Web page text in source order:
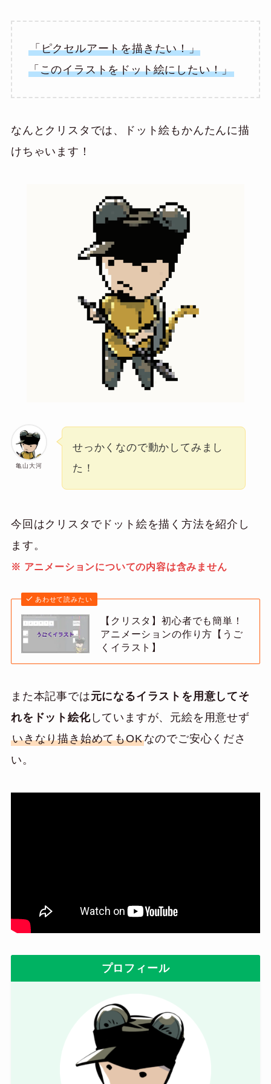
「ピクセルアートを描きたい！」
「このイラストをドット絵にしたい！」
なんとクリスタでは、ドット絵もかんたんに描
けちゃいます！
亀山大河
せっかくなので動かしてみまし
た！
今回はクリスタでドット絵を描く方法を紹介し
ます。
※ アニメーションについての内容は含みません
あわせて読みたい
【クリスタ】初心者でも簡単！
アニメーションの作り方【うご
くイラスト】
また本記事では元になるイラストを用意してそ
れをドット絵化していますが、元絵を用意せず
いきなり描き始めてもOKなのでご安心くださ
い。
プロフィール